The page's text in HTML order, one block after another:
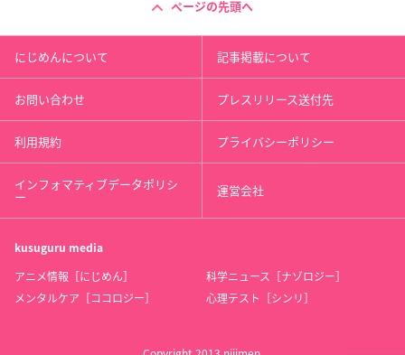
ページの先頭へ
にじめんについて 記事掲載について
お問い合わせ プレスリリース送付先
利用規約 プライバシーポリシー
インフォマティブデータポリシ
ー 運営会社
kusuguru media
アニメ情報［にじめん］
科学ニュース［ナゾロジー］
メンタルケア［ココロジー］
心理テスト［シンリ］